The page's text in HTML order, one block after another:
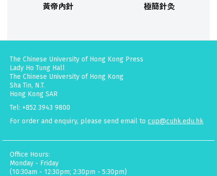
黃帝內針 極簡針灸
The Chinese University of Hong Kong Press
Lady Ho Tung Hall
The Chinese University of Hong Kong
Sha Tin, N.T.
Hong Kong SAR
Tel: +852 3943 9800
For order and enquiry, please send email to cup@cuhk.edu.hk
Office Hours:
Monday - Friday
(10:30am - 12:30pm; 2:30pm - 5:30pm)